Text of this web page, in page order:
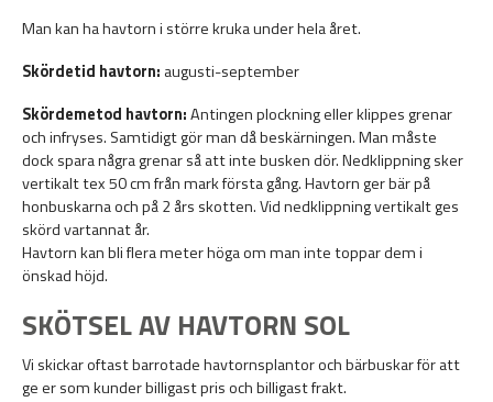
Man kan ha havtorn i större kruka under hela året.
Skördetid havtorn: augusti-september
Skördemetod havtorn:Antingen plockning eller klippes grenar
och infryses. Samtidigt gör man då beskärningen. Man måste
dock spara några grenar så att inte busken dör. Nedklippning sker
vertikalt tex 50 cm från mark första gång. Havtorn ger bär på
honbuskarna och på 2 års skotten. Vid nedklippning vertikalt ges
skörd vartannat år.
Havtorn kan bli flera meter höga om man inte toppar dem i
önskad höjd.
SKÖTSEL AV HAVTORN SOL
Vi skickar oftast barrotade havtornsplantor och bärbuskar för att
ge er som kunder billigast pris och billigast frakt.